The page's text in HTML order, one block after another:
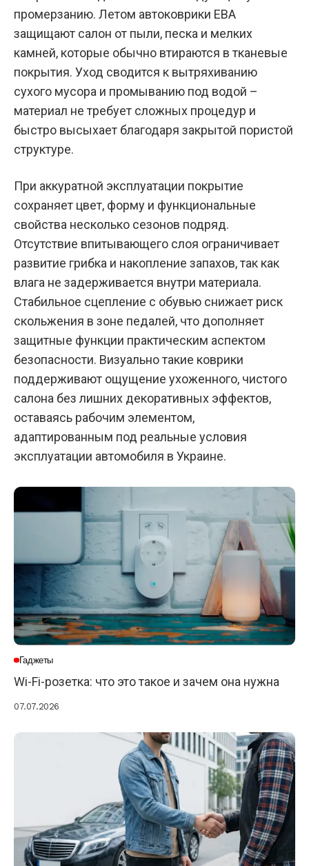
промерзанию. Летом автоковрики ЕВА
защищают салон от пыли, песка и мелких
камней, которые обычно втираются в тканевые
покрытия. Уход сводится к вытряхиванию
сухого мусора и промыванию под водой –
материал не требует сложных процедур и
быстро высыхает благодаря закрытой пористой
структуре.
При аккуратной эксплуатации покрытие
сохраняет цвет, форму и функциональные
свойства несколько сезонов подряд.
Отсутствие впитывающего слоя ограничивает
развитие грибка и накопление запахов, так как
влага не задерживается внутри материала.
Стабильное сцепление с обувью снижает риск
скольжения в зоне педалей, что дополняет
защитные функции практическим аспектом
безопасности. Визуально такие коврики
поддерживают ощущение ухоженного, чистого
салона без лишних декоративных эффектов,
оставаясь рабочим элементом,
адаптированным под реальные условия
эксплуатации автомобиля в Украине.
Гаджеты
Wi-Fi-розетка: что это такое и зачем она нужна
07.07.2026